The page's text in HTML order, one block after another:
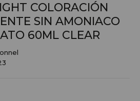
COLORACIÓN
SIN AMONIACO
60ML CLEAR